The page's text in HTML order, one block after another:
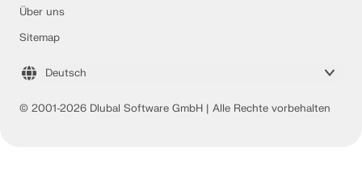
© 2001-2026 Dlubal Software GmbH | Alle Rechte vorbehalten
Über uns
Sitemap
Deutsch